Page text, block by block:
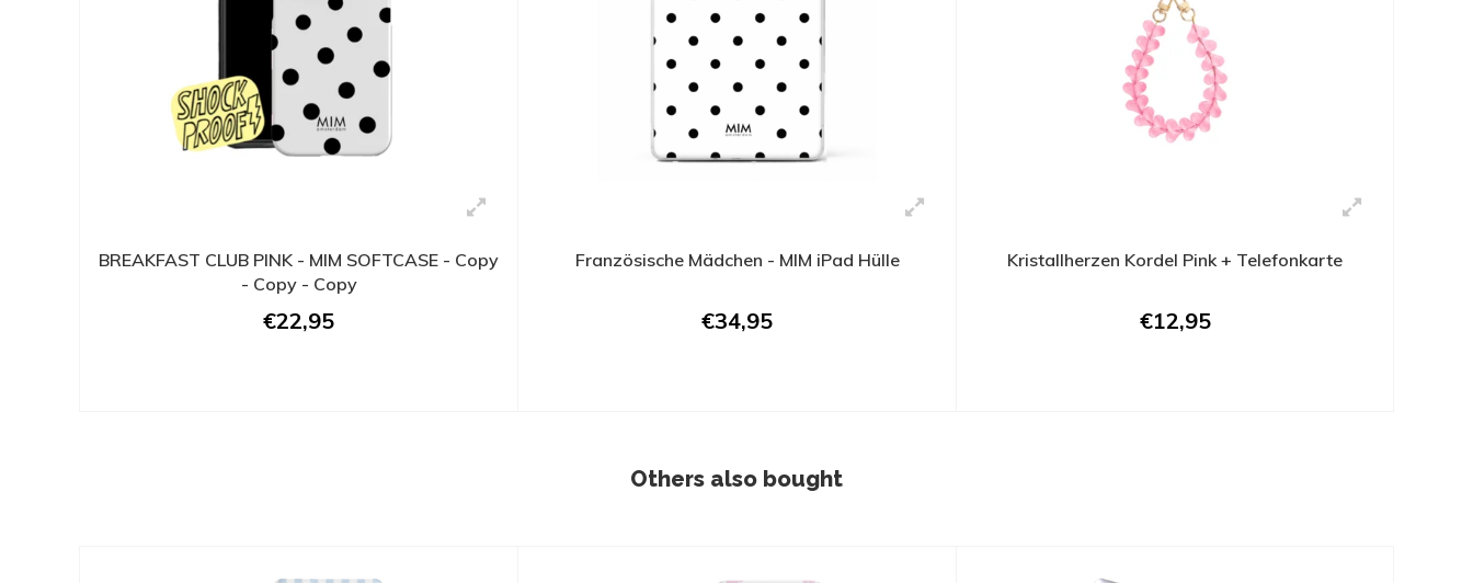
BREAKFAST CLUB PINK - MIM SOFTCASE - Copy
- Copy - Copy
€22,95
Französische Mädchen - MIM iPad Hülle
€34,95
Kristallherzen Kordel Pink + Telefonkarte
€12,95
Others also bought